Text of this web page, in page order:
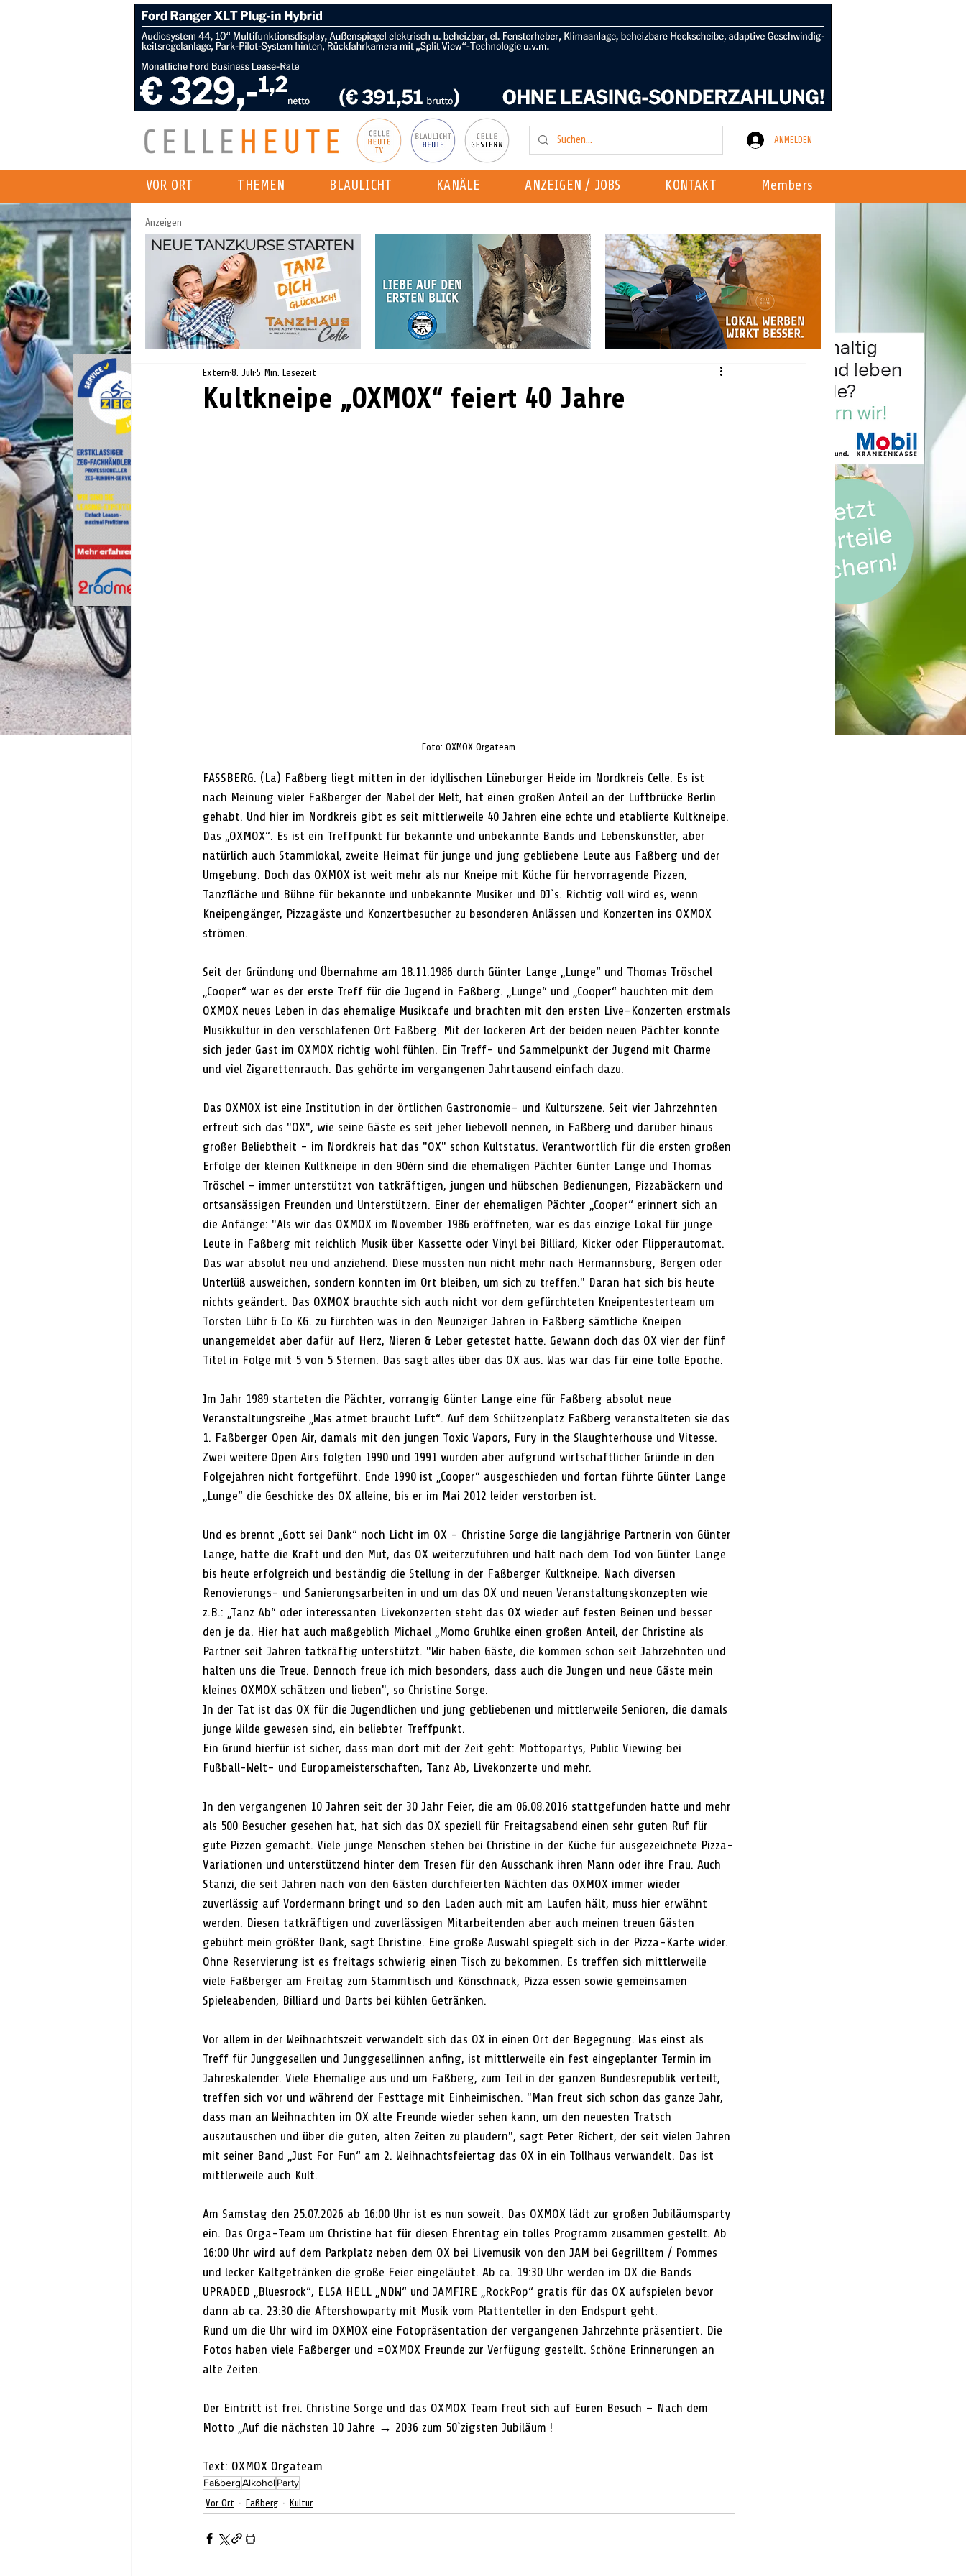
ANMELDEN
VOR ORT THEMEN BLAULICHT KANÄLE ANZEIGEN / JOBS KONTAKT Members
Anzeigen
Kultkneipe „OXMOX“ feiert 40 Jahre
Extern 8. Juli 5 Min. Lesezeit
Foto: OXMOX Orgateam
FASSBERG. (La) Faßberg liegt mitten in der idyllischen Lüneburger Heide im Nordkreis Celle. Es ist
nach Meinung vieler Faßberger der Nabel der Welt, hat einen großen Anteil an der Luftbrücke Berlin
gehabt. Und hier im Nordkreis gibt es seit mittlerweile 40 Jahren eine echte und etablierte Kultkneipe.
Das „OXMOX“. Es ist ein Treffpunkt für bekannte und unbekannte Bands und Lebenskünstler, aber
natürlich auch Stammlokal, zweite Heimat für junge und jung gebliebene Leute aus Faßberg und der
Umgebung. Doch das OXMOX ist weit mehr als nur Kneipe mit Küche für hervorragende Pizzen,
Tanzfläche und Bühne für bekannte und unbekannte Musiker und DJ`s. Richtig voll wird es, wenn
Kneipengänger, Pizzagäste und Konzertbesucher zu besonderen Anlässen und Konzerten ins OXMOX
strömen.
Seit der Gründung und Übernahme am 18.11.1986 durch Günter Lange „Lunge“ und Thomas Tröschel
„Cooper“ war es der erste Treff für die Jugend in Faßberg. „Lunge“ und „Cooper“ hauchten mit dem
OXMOX neues Leben in das ehemalige Musikcafe und brachten mit den ersten Live-Konzerten erstmals
Musikkultur in den verschlafenen Ort Faßberg. Mit der lockeren Art der beiden neuen Pächter konnte
sich jeder Gast im OXMOX richtig wohl fühlen. Ein Treff- und Sammelpunkt der Jugend mit Charme
und viel Zigarettenrauch. Das gehörte im vergangenen Jahrtausend einfach dazu.
Das OXMOX ist eine Institution in der örtlichen Gastronomie- und Kulturszene. Seit vier Jahrzehnten
erfreut sich das "OX", wie seine Gäste es seit jeher liebevoll nennen, in Faßberg und darüber hinaus
großer Beliebtheit - im Nordkreis hat das "OX" schon Kultstatus. Verantwortlich für die ersten großen
Erfolge der kleinen Kultkneipe in den 90èrn sind die ehemaligen Pächter Günter Lange und Thomas
Tröschel - immer unterstützt von tatkräftigen, jungen und hübschen Bedienungen, Pizzabäckern und
ortsansässigen Freunden und Unterstützern. Einer der ehemaligen Pächter „Cooper“ erinnert sich an
die Anfänge: "Als wir das OXMOX im November 1986 eröffneten, war es das einzige Lokal für junge
Leute in Faßberg mit reichlich Musik über Kassette oder Vinyl bei Billiard, Kicker oder Flipperautomat.
Das war absolut neu und anziehend. Diese mussten nun nicht mehr nach Hermannsburg, Bergen oder
Unterlüß ausweichen, sondern konnten im Ort bleiben, um sich zu treffen." Daran hat sich bis heute
nichts geändert. Das OXMOX brauchte sich auch nicht vor dem gefürchteten Kneipentesterteam um
Torsten Lühr & Co KG. zu fürchten was in den Neunziger Jahren in Faßberg sämtliche Kneipen
unangemeldet aber dafür auf Herz, Nieren & Leber getestet hatte. Gewann doch das OX vier der fünf
Titel in Folge mit 5 von 5 Sternen. Das sagt alles über das OX aus. Was war das für eine tolle Epoche.
Im Jahr 1989 starteten die Pächter, vorrangig Günter Lange eine für Faßberg absolut neue
Veranstaltungsreihe „Was atmet braucht Luft“. Auf dem Schützenplatz Faßberg veranstalteten sie das
1. Faßberger Open Air, damals mit den jungen Toxic Vapors, Fury in the Slaughterhouse und Vitesse.
Zwei weitere Open Airs folgten 1990 und 1991 wurden aber aufgrund wirtschaftlicher Gründe in den
Folgejahren nicht fortgeführt. Ende 1990 ist „Cooper“ ausgeschieden und fortan führte Günter Lange
„Lunge“ die Geschicke des OX alleine, bis er im Mai 2012 leider verstorben ist.
Und es brennt „Gott sei Dank“ noch Licht im OX - Christine Sorge die langjährige Partnerin von Günter
Lange, hatte die Kraft und den Mut, das OX weiterzuführen und hält nach dem Tod von Günter Lange
bis heute erfolgreich und beständig die Stellung in der Faßberger Kultkneipe. Nach diversen
Renovierungs- und Sanierungsarbeiten in und um das OX und neuen Veranstaltungskonzepten wie
z.B.: „Tanz Ab“ oder interessanten Livekonzerten steht das OX wieder auf festen Beinen und besser
den je da. Hier hat auch maßgeblich Michael „Momo Gruhlke einen großen Anteil, der Christine als
Partner seit Jahren tatkräftig unterstützt. "Wir haben Gäste, die kommen schon seit Jahrzehnten und
halten uns die Treue. Dennoch freue ich mich besonders, dass auch die Jungen und neue Gäste mein
kleines OXMOX schätzen und lieben", so Christine Sorge.
In der Tat ist das OX für die Jugendlichen und jung gebliebenen und mittlerweile Senioren, die damals
junge Wilde gewesen sind, ein beliebter Treffpunkt.
Ein Grund hierfür ist sicher, dass man dort mit der Zeit geht: Mottopartys, Public Viewing bei
Fußball-Welt- und Europameisterschaften, Tanz Ab, Livekonzerte und mehr.
In den vergangenen 10 Jahren seit der 30 Jahr Feier, die am 06.08.2016 stattgefunden hatte und mehr
als 500 Besucher gesehen hat, hat sich das OX speziell für Freitagsabend einen sehr guten Ruf für
gute Pizzen gemacht. Viele junge Menschen stehen bei Christine in der Küche für ausgezeichnete Pizza-
Variationen und unterstützend hinter dem Tresen für den Ausschank ihren Mann oder ihre Frau. Auch
Stanzi, die seit Jahren nach von den Gästen durchfeierten Nächten das OXMOX immer wieder
zuverlässig auf Vordermann bringt und so den Laden auch mit am Laufen hält, muss hier erwähnt
werden. Diesen tatkräftigen und zuverlässigen Mitarbeitenden aber auch meinen treuen Gästen
gebührt mein größter Dank, sagt Christine. Eine große Auswahl spiegelt sich in der Pizza-Karte wider.
Ohne Reservierung ist es freitags schwierig einen Tisch zu bekommen. Es treffen sich mittlerweile
viele Faßberger am Freitag zum Stammtisch und Könschnack, Pizza essen sowie gemeinsamen
Spieleabenden, Billiard und Darts bei kühlen Getränken.
Vor allem in der Weihnachtszeit verwandelt sich das OX in einen Ort der Begegnung. Was einst als
Treff für Junggesellen und Junggesellinnen anfing, ist mittlerweile ein fest eingeplanter Termin im
Jahreskalender. Viele Ehemalige aus und um Faßberg, zum Teil in der ganzen Bundesrepublik verteilt,
treffen sich vor und während der Festtage mit Einheimischen. "Man freut sich schon das ganze Jahr,
dass man an Weihnachten im OX alte Freunde wieder sehen kann, um den neuesten Tratsch
auszutauschen und über die guten, alten Zeiten zu plaudern", sagt Peter Richert, der seit vielen Jahren
mit seiner Band „Just For Fun“ am 2. Weihnachtsfeiertag das OX in ein Tollhaus verwandelt. Das ist
mittlerweile auch Kult.
Am Samstag den 25.07.2026 ab 16:00 Uhr ist es nun soweit. Das OXMOX lädt zur großen Jubiläumsparty
ein. Das Orga-Team um Christine hat für diesen Ehrentag ein tolles Programm zusammen gestellt. Ab
16:00 Uhr wird auf dem Parkplatz neben dem OX bei Livemusik von den JAM bei Gegrilltem / Pommes
und lecker Kaltgetränken die große Feier eingeläutet. Ab ca. 19:30 Uhr werden im OX die Bands
UPRADED „Bluesrock“, ELSA HELL „NDW“ und JAMFIRE „RockPop“ gratis für das OX aufspielen bevor
dann ab ca. 23:30 die Aftershowparty mit Musik vom Plattenteller in den Endspurt geht.
Rund um die Uhr wird im OXMOX eine Fotopräsentation der vergangenen Jahrzehnte präsentiert. Die
Fotos haben viele Faßberger und =OXMOX Freunde zur Verfügung gestellt. Schöne Erinnerungen an
alte Zeiten.
Der Eintritt ist frei. Christine Sorge und das OXMOX Team freut sich auf Euren Besuch – Nach dem
Motto „Auf die nächsten 10 Jahre → 2036 zum 50`zigsten Jubiläum !
Text: OXMOX Orgateam
FaßbergAlkoholParty
Vor Ort Faßberg Kultur